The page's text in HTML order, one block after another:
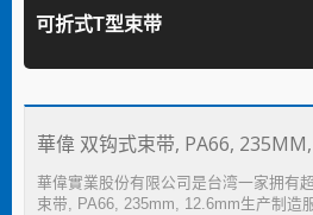
可折式T型束带
華偉 双钩式束带, PA66,
華偉實業股份有限公司是台湾一家拥有
束带, PA66, 235mm, 12.6mm生产制造